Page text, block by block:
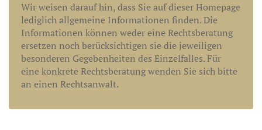
Wir weisen darauf hin, dass Sie auf dieser Homepage
lediglich allgemeine Informationen finden. Die
Informationen können weder eine Rechtsberatung
ersetzen noch berücksichtigen sie die jeweiligen
besonderen Gegebenheiten des Einzelfalles. Für
eine konkrete Rechtsberatung wenden Sie sich bitte
an einen Rechtsanwalt.